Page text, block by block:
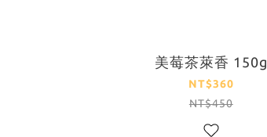
美莓茶萊香 150g
NT$360
NT$450